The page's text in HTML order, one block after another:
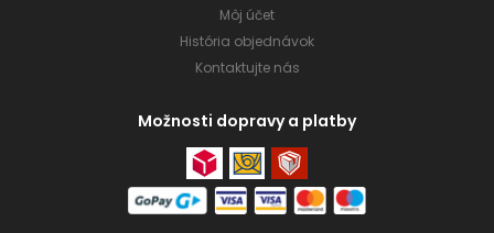
Môj účet
História objednávok
Kontaktujte nás
Možnosti dopravy a platby